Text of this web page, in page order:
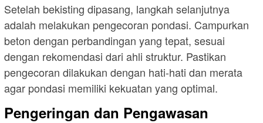
Setelah bekisting dipasang, langkah selanjutnya
adalah melakukan pengecoran pondasi. Campurkan
beton dengan perbandingan yang tepat, sesuai
dengan rekomendasi dari ahli struktur. Pastikan
pengecoran dilakukan dengan hati-hati dan merata
agar pondasi memiliki kekuatan yang optimal.
Pengeringan dan Pengawasan